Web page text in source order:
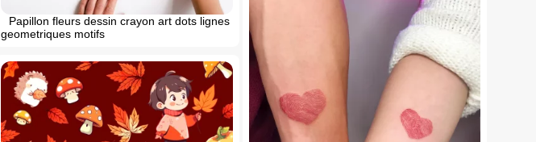
Papillon fleurs dessin crayon art dots lignes
geometriques motifs